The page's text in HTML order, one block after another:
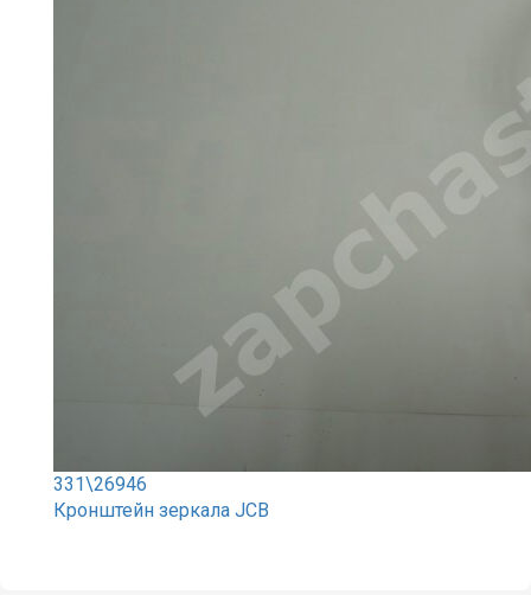
331\26946
Кронштейн зеркала JCB